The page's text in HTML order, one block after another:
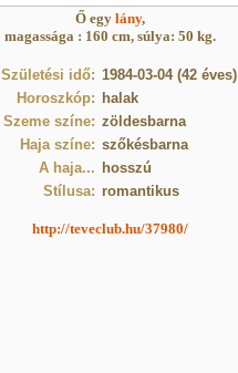
Ő egy lány,
magassága : 160 cm, súlya: 50 kg.
Születési idő: 1984-03-04 (42 éves)
Horoszkóp: halak
Szeme színe: zöldesbarna
Haja színe: szőkésbarna
A haja... hosszú
Stílusa: romantikus
http://teveclub.hu/37980/